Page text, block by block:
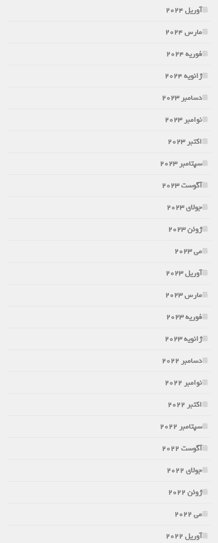
آوریل 2024
مارس 2024
فوریه 2024
ژانویه 2024
دسامبر 2023
نوامبر 2023
اکتبر 2023
سپتامبر 2023
آگوست 2023
جولای 2023
ژوئن 2023
می 2023
آوریل 2023
مارس 2023
فوریه 2023
ژانویه 2023
دسامبر 2022
نوامبر 2022
اکتبر 2022
سپتامبر 2022
آگوست 2022
جولای 2022
ژوئن 2022
می 2022
آوریل 2022